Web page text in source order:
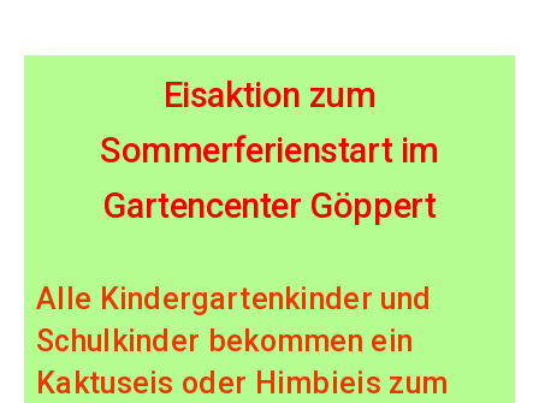
Eisaktion zum
Sommerferienstart im
Gartencenter Göppert
Alle Kindergartenkinder und
Schulkinder bekommen ein
Kaktuseis oder Himbieis zum